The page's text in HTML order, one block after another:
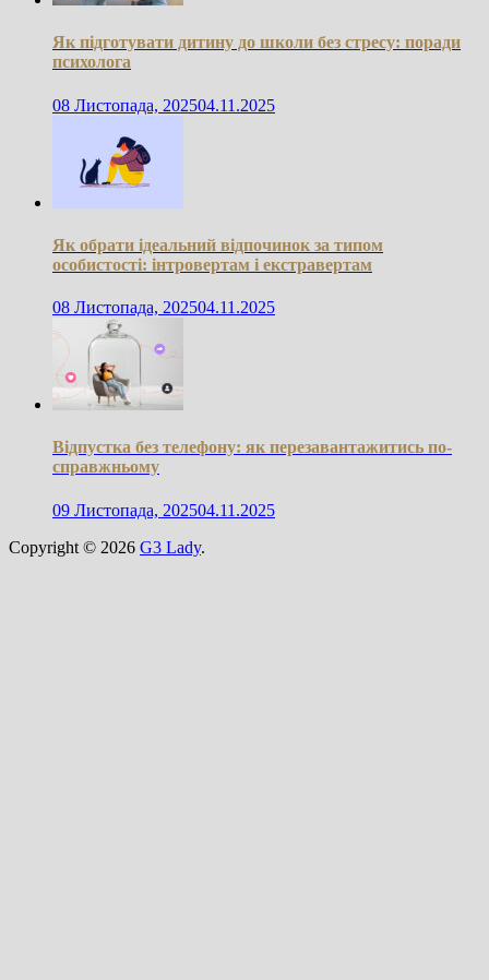
Як підготувати дитину до школи без стресу: поради
психолога
08 Листопада, 202504.11.2025
Як обрати ідеальний відпочинок за типом
особистості: інтровертам і екстравертам
08 Листопада, 202504.11.2025
Відпустка без телефону: як перезавантажитись по-
справжньому
09 Листопада, 202504.11.2025
Copyright © 2026 G3 Lady.